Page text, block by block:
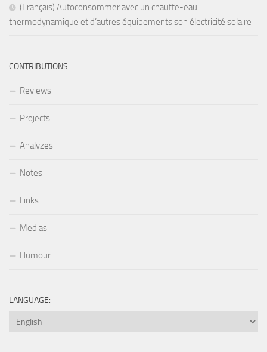
(Français) Autoconsommer avec un chauffe-eau
thermodynamique et d’autres équipements son électricité solaire
CONTRIBUTIONS
Reviews
Projects
Analyzes
Notes
Links
Medias
Humour
LANGUAGE: